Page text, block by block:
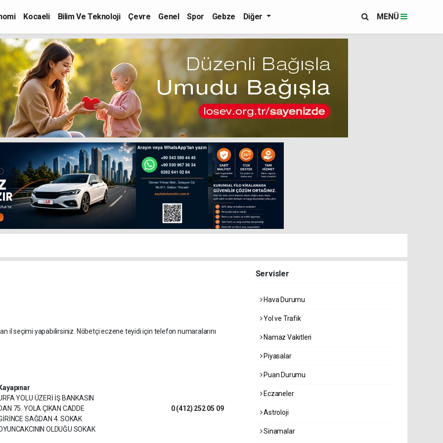
Kocaeli Bilim Ve Teknoloji Çevre Genel Spor Gebze Diğer MENÜ
il seçimi yapabilirsiniz. Nöbetçi eczene teyidi için telefon numaralarını
YOLU ÜZERİ İŞ BANKASIN
75. YOLA ÇIKAN CADDE
SAĞDAN 4. SOKAK
OLDUĞU SOKAK
0 (412) 252 05 09
Servisler
Hava Durumu
Yol ve Trafik
Namaz Vakitleri
Piyasalar
Puan Durumu
Eczaneler
Astroloji
Sinamalar